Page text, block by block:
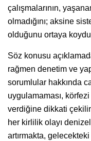
çalışmalarının,
olmadığını; aksine
olduğunu ortaya
Söz konusu
rağmen denetim ve
sorumlular hakkında
uygulamaması,
verdiğine dikkati
her kirlilik olayı
artırmakta,